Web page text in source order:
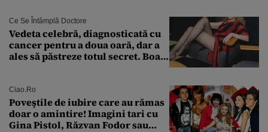
Ce Se Întâmplă Doctore
Vedeta celebră, diagnosticată cu
cancer pentru a doua oară, dar a
ales să păstreze totul secret. Boala
Ciao.ro
Poveştile de iubire care au rămas
doar o amintire! Imagini tari cu
Gina Pistol, Răzvan Fodor sau